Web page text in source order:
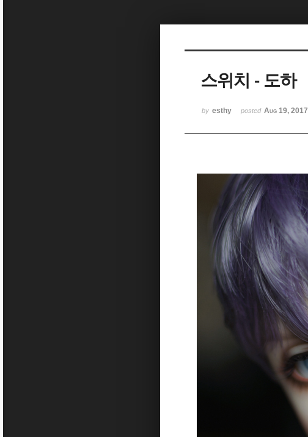
스위치 - 도하
by esthy posted Aug 19, 2017
Sketchbook5, 스케치북5
Sketchbook5, 스케치북5